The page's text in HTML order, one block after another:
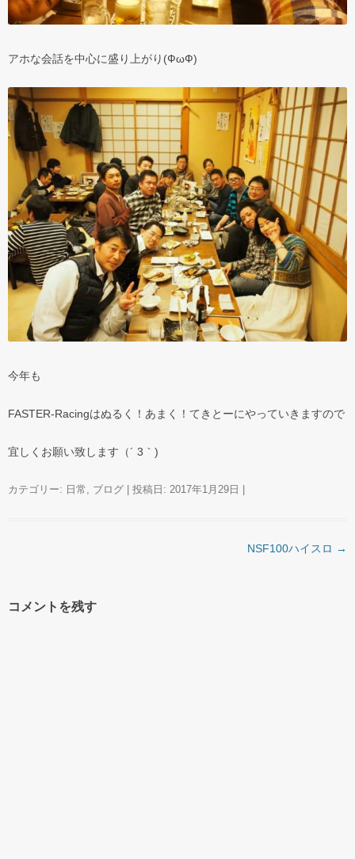
アホな会話を中心に盛り上がり(ФωФ)
今年も
FASTER-Racingはぬるく！あまく！てきとーにやっていきますので
宜しくお願い致します（´ 3｀)
カテゴリー: 日常 ブログ| 投稿日: 2017年1月29日 |
NSF100ハイスロ →
コメントを残す